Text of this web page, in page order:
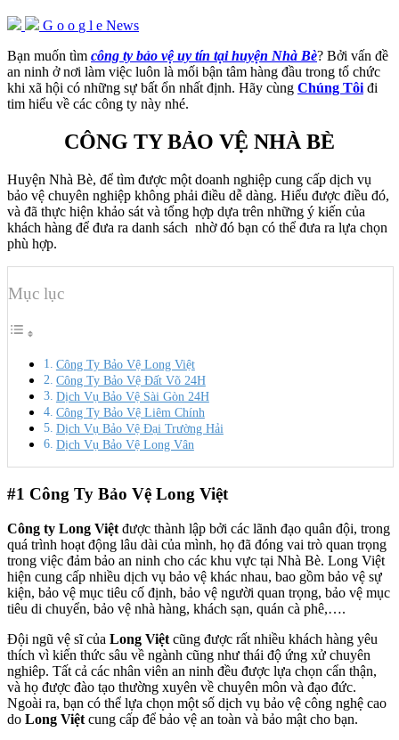
G o o g l e News
Bạn muốn tìm công ty bảo vệ uy tín tại huyện Nhà Bè? Bởi vấn đề
an ninh ở nơi làm việc luôn là mối bận tâm hàng đầu trong tổ chức
khi xã hội có những sự bất ổn nhất định. Hãy cùng Chúng Tôi đi
tim hiểu về các công ty này nhé.
CÔNG TY BẢO VỆ NHÀ BÈ
Huyện Nhà Bè, để tìm được một doanh nghiệp cung cấp dịch vụ
bảo vệ chuyên nghiệp không phải điều dễ dàng. Hiểu được điều đó,
và đã thực hiện khảo sát và tổng hợp dựa trên những ý kiến của
khách hàng để đưa ra danh sách nhờ đó bạn có thể đưa ra lựa chọn
phù hợp.
Mục lục
Công Ty Bảo Vệ Long Việt
Công Ty Bảo Vệ Đất Võ 24H
Dịch Vụ Bảo Vệ Sài Gòn 24H
Công Ty Bảo Vệ Liêm Chính
Dịch Vụ Bảo Vệ Đại Trường Hải
Dịch Vụ Bảo Vệ Long Vân
#1 Công Ty Bảo Vệ Long Việt
Công ty Long Việt được thành lập bởi các lãnh đạo quân đội, trong
quá trình hoạt động lâu dài của mình, họ đã đóng vai trò quan trọng
trong việc đảm bảo an ninh cho các khu vực tại Nhà Bè. Long Việt
hiện cung cấp nhiều dịch vụ bảo vệ khác nhau, bao gồm bảo vệ sự
kiện, bảo vệ mục tiêu cố định, bảo vệ người quan trọng, bảo vệ mục
tiêu di chuyển, bảo vệ nhà hàng, khách sạn, quán cà phê,….
Đội ngũ vệ sĩ của Long Việt cũng được rất nhiều khách hàng yêu
thích vì kiến thức sâu về ngành cũng như thái độ ứng xử chuyên
nghiêp. Tất cả các nhân viên an ninh đều được lựa chọn cẩn thận,
và họ được đào tạo thường xuyên về chuyên môn và đạo đức.
Ngoài ra, bạn có thể lựa chọn một số dịch vụ bảo vệ công nghệ cao
do Long Việt cung cấp để bảo vệ an toàn và bảo mật cho bạn.